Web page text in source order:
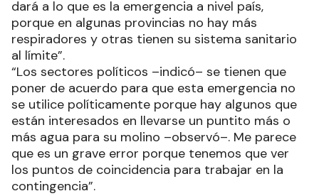
dará a lo que es la emergencia a nivel país,
porque en algunas provincias no hay más
respiradores y otras tienen su sistema sanitario
al límite”.
“Los sectores políticos –indicó– se tienen que
poner de acuerdo para que esta emergencia no
se utilice políticamente porque hay algunos que
están interesados en llevarse un puntito más o
más agua para su molino –observó–. Me parece
que es un grave error porque tenemos que ver
los puntos de coincidencia para trabajar en la
contingencia”.